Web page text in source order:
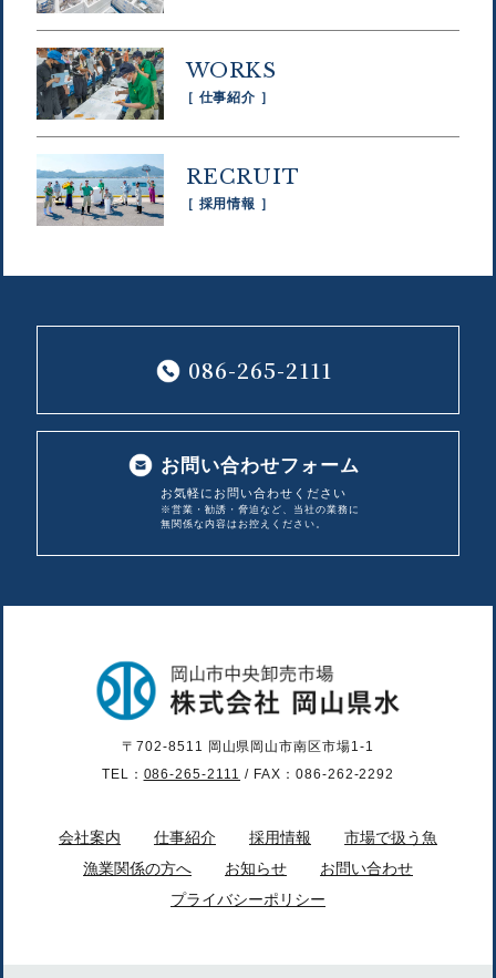
WORKS
［ 仕事紹介 ］
RECRUIT
［ 採用情報 ］
086-265-2111
お問い合わせフォーム
お気軽にお問い合わせください
※営業・勧誘・脅迫など、当社の業務に
無関係な内容は お控えください。
〒702-8511 岡山県岡山市南区市場1-1
TEL： 086-265-2111 / FAX：086-262-2292
会社案内 仕事紹介 採用情報
市場で扱う魚
漁業関係の方へ
お知らせ
お問い合わせ
プライバシーポリシー